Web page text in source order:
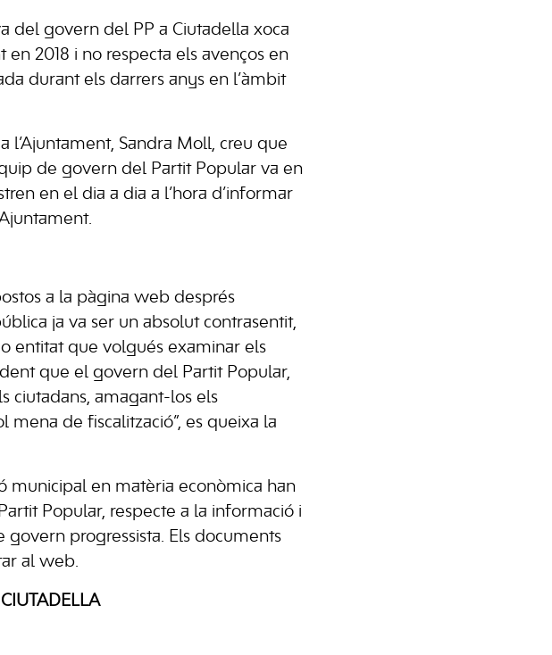
del govern del PP a Ciutadella xoca
2018 i no respecta els avenços en
durant els darrers anys en l’àmbit
l’Ajuntament, Sandra Moll, creu que
de govern del Partit Popular va en
en el dia a dia a l’hora d’informar
a la pàgina web després
ja va ser un absolut contrasentit,
entitat que volgués examinar els
que el govern del Partit Popular,
ciutadans, amagant-los els
de fiscalització”, es queixa la
municipal en matèria econòmica han
Popular, respecte a la informació i
govern progressista. Els documents
al web.